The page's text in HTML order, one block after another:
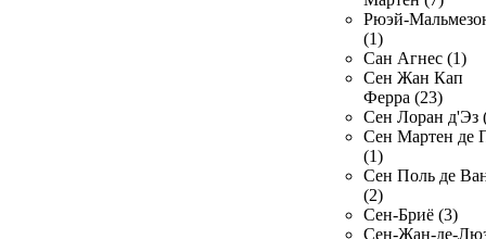
Рюэй-
(1)
Сан Агнес (1)
Сен Жан Кап
Ферра (23)
Сен Лоран д'Эз
Сен Мартен де
(1)
Сен Поль де
(2)
Сен-Бриё (3)
Сен-Жан-де-